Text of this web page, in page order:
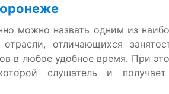
можно назвать одним из
отличающихся
в любое удобное время. При
слушатель и